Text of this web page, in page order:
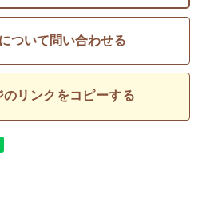
ついて問い合わせる
のリンクをコピーする